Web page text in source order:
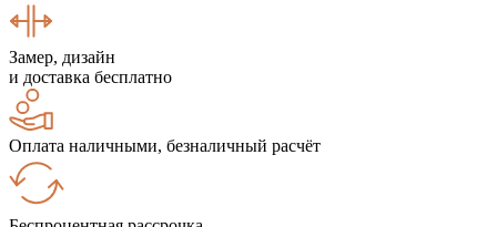
Замер, дизайн
и доставка бесплатно
Оплата наличными, безналичный расчёт